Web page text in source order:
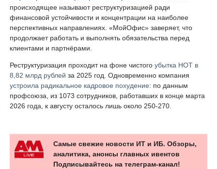
происходящее называют реструктуризацией ради
финансовой устойчивости и концентрации на наиболее
перспективных направлениях. «МойОфис» заверяет, что
продолжает работать и выполнять обязательства перед
клиентами и партнёрами.
Реструктуризация проходит на фоне чистого убытка НОТ в
8,82 млрд рублей за 2025 год. Одновременно компания
устроила радикальное кадровое похудение: по данным
профсоюза, из 1073 сотрудников, работавших в конце марта
2026 года, к августу осталось лишь около 250-270.
Самые свежие новости ИТ и ИБ. Обзоры,
аналитика, анонсы главных ивентов
Подписывайтесь на телеграм-канал!